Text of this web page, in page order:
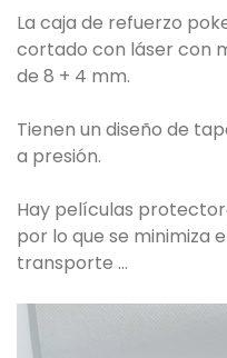
La caja de refuerzo
cortado con láser con
de 8 + 4 mm.
Tienen un diseño de
a presión.
Hay películas
por lo que se minimiza
transporte ...